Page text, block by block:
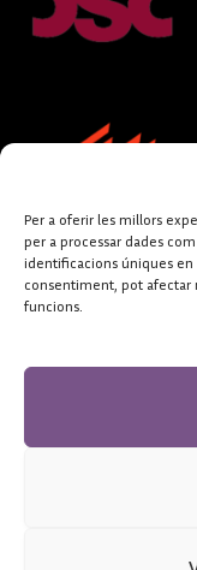
Per a oferir les millors
per a processar dades
identificacions úniques
consentiment, pot afectar
funcions.
FUNDACIÓ